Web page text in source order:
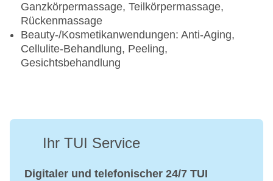
Ganzkörpermassage, Teilkörpermassage,
Rückenmassage
Beauty-/Kosmetikanwendungen: Anti-Aging,
Cellulite-Behandlung, Peeling,
Gesichtsbehandlung
Ihr TUI Service
Digitaler und telefonischer 24/7 TUI